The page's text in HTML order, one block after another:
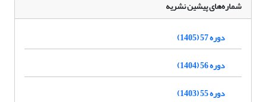
شماره‌های پیشین نشریه
دوره 57 (1405)
دوره 56 (1404)
دوره 55 (1403)